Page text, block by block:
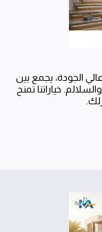
الجودة، يجمع بين
خياراتنا تمنح